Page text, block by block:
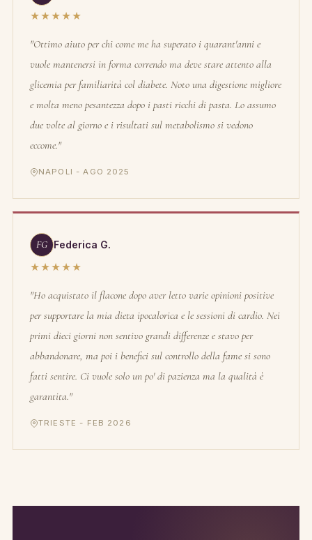
★★★★★
"Ottimo aiuto per chi come me ha superato i quarant'anni e
vuole mantenersi in forma correndo ma deve stare attento alla
glicemia per familiarità col diabete. Noto una digestione migliore
e molta meno pesantezza dopo i pasti ricchi di pasta. Lo assumo
due volte al giorno e i risultati sul metabolismo si vedono
eccome."
NAPOLI - AGO 2025
FG Federica G.
★★★★★
"Ho acquistato il flacone dopo aver letto varie opinioni positive
per supportare la mia dieta ipocalorica e le sessioni di cardio. Nei
primi dieci giorni non sentivo grandi differenze e stavo per
abbandonare, ma poi i benefici sul controllo della fame si sono
fatti sentire. Ci vuole solo un po' di pazienza ma la qualità è
garantita."
TRIESTE - FEB 2026